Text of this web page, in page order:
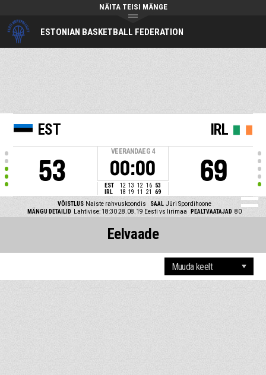
ESTONIAN BASKETBALL FEDERATION
NÄITA TEISI MÄNGE
EST
53
VEERANDAEG 4
00:00
EST 12 13 12 16 53
IRL
18 19 11 21 69
IRL
69
VÕISTLUS Naiste rahvuskoondis SAAL Jüri Spordihoone
MÄNGU DETAILID
Lahtivise: 18:30 28.08.19 Eesti vs Iirimaa PEALTVAATAJAD 80
Eelvaade